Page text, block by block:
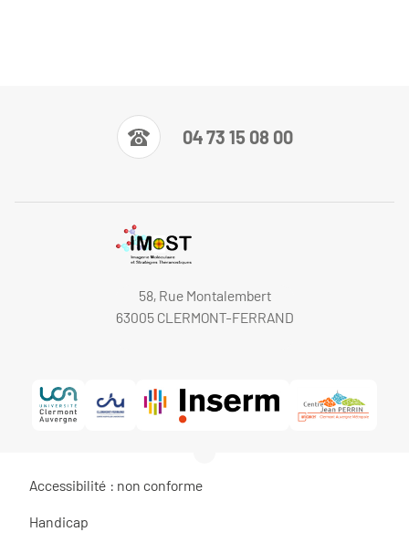
04 73 15 08 00
58, Rue Montalembert
63005 CLERMONT-FERRAND
Accessibilité : non conforme
Handicap